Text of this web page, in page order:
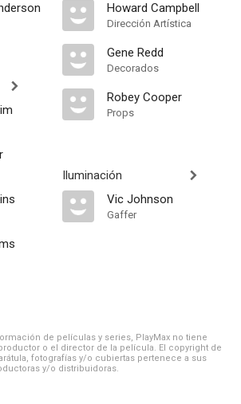
Howard Campbell
Dirección Artística
Gene Redd
Decorados
Robey Cooper
Props
Iluminación
Vic Johnson
Gaffer
de películas y series, PlayMax no tiene
o el director de la película. El copyright de
fotografías y/o cubiertas pertenece a sus
y/o distribuidoras.